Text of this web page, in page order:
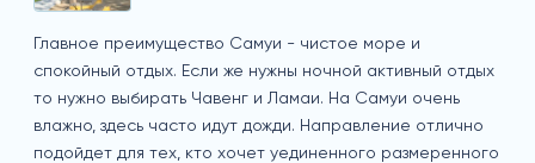
Главное преимущество Самуи - чистое море и
спокойный отдых. Если же нужны ночной активный отдых
то нужно выбирать Чавенг и Ламаи. На Самуи очень
влажно, здесь часто идут дожди. Направление отлично
подойдет для тех, кто хочет уединенного размеренного